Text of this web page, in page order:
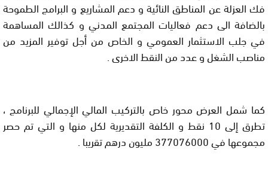
فك العزلة عن المناطق النائية و دعم المشاريع و البرامج الطموحة
بالضافة الى دعم فعاليات المجتمع المدني و كذالك المساهمة
في جلب الاستثمار العمومي و الخاص من أجل توفير المزيد من
مناصب الشغل و عدد من النقط الاخرى .
كما شمل العرض محور خاص بالتركيب المالي الإجمالي للبرنامج ،
تطرق إلى 10 نقط و الكلفة التقديرية لكل منها و التي تم حصر
مجموعها في 377076000 مليون درهم تقريبا .